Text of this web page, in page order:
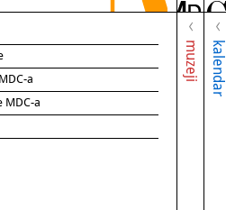
muzeji kalendar
a
MDC-a